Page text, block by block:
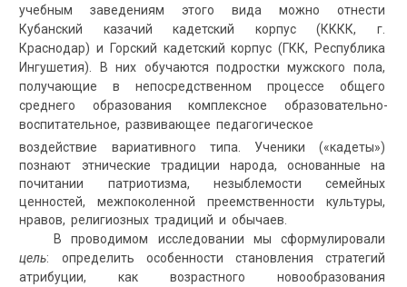
учебным заведениям этого вида можно отнести
Кубанский казачий кадетский корпус (КККК, г.
Краснодар) и Горский кадетский корпус (ГКК, Республика
Ингушетия). В них обучаются подростки мужского пола,
получающие в непосредственном процессе общего
среднего образования комплексное образовательно-
воспитательное, развивающее педагогическое
воздействие вариативного типа. Ученики («кадеты»)
познают этнические традиции народа, основанные на
почитании патриотизма, незыблемости семейных
ценностей, межпоколенной преемственности культуры,
нравов, религиозных традиций и обычаев.
В проводимом исследовании мы сформулировали
цель: определить особенности становления стратегий
атрибуции, как возрастного новообразования